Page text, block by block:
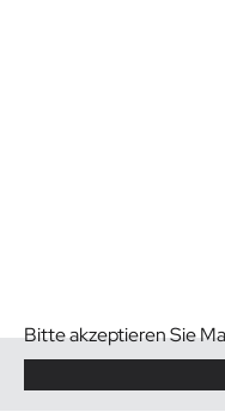
Bitte akzeptieren Sie